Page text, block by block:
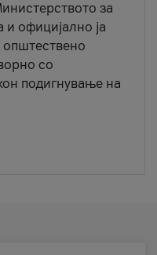
за
официјално ја
општествено
со
подигнување на